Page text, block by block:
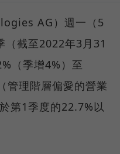
AG）週一（5
（截至2022年3月31
（季增4%）至
管理階層偏愛的營業
第1季度的22.7%以